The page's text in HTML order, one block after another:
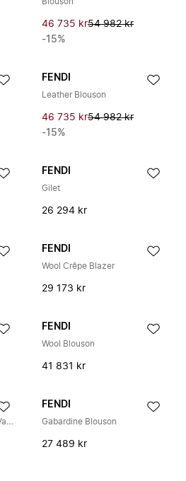
46 735 kr54 982 kr
-15%
FENDI
Leather Blouson
46 735 kr54 982 kr
-15%
FENDI
Gilet
26 294 kr
FENDI
Wool Crêpe Blazer
29 173 kr
FENDI
Wool Blouson
41 831 kr
Denimjacka med Broderat Vapen
FENDI
Gabardine Blouson
27 489 kr